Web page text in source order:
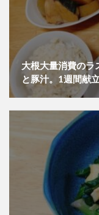
大根大量消費のラ
と豚汁。1週間献